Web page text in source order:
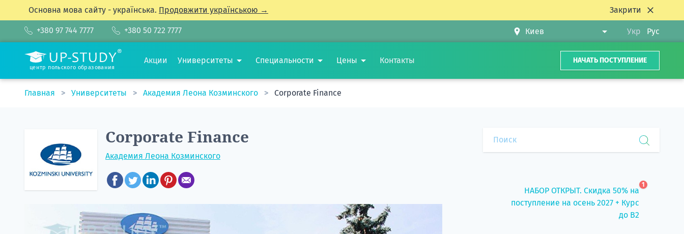
Основна мова сайту - українська. Продовжити українською → Закрити
+380 97 744 7777 +380 50 722 7777 Укр Рус
центр польского образования
Акции Университеты Специальности Цены Контакты НАЧАТЬ ПОСТУПЛЕНИЕ
Главная Университеты Академия Леона Козминского Corporate Finance
Corporate Finance
Академия Леона Козминского
НАБОР ОТКРЫТ. Скидка 50% на
поступление на осень 2027 + Курс
до B2
1